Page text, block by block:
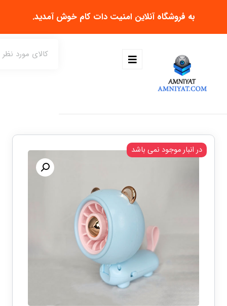
به فروشگاه آنلاین امنیت دات کام خوش آمدید.
در انبار موجود نمی باشد